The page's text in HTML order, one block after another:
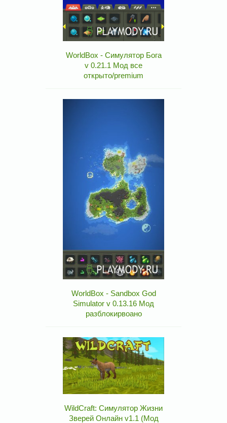
WorldBox - Симулятор Бога
v 0.21.1 Мод все
открыто/premium
WorldBox - Sandbox God
Simulator v 0.13.16 Мод
разблокирвоано
WildCraft: Симулятор Жизни
Зверей Онлайн v1.1 (Мод